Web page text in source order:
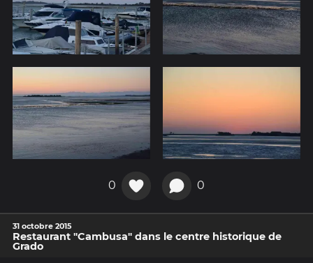
0 0
31 octobre 2015
Restaurant "Cambusa" dans le centre historique de
Grado